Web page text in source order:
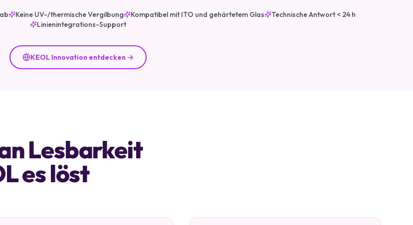
Keine UV-/thermische Vergilbung Kompatibel mit ITO und gehärtetem Glas
Technische Antwort < 24 h
Linienintegrations-Support
KEOL Innovation entdecken →
Lesbarkeit
es löst